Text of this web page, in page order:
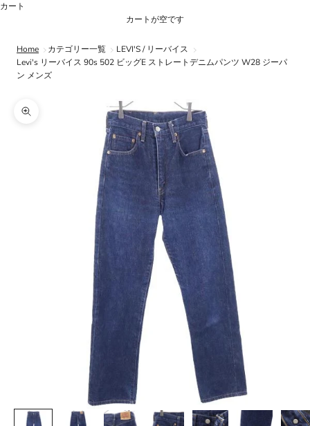
カート
カートが空です
Home カテゴリー一覧
LEVI'S / リーバイス
Levi's リーバイス 90s 502 ビッグE ストレートデニムパンツ W28 ジーパ
ン メンズ
ズームイン